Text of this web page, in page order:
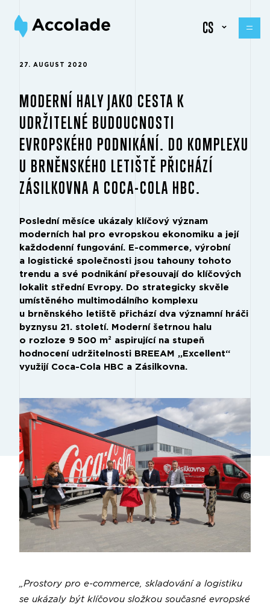
CS
27. AUGUST 2020
MODERNÍ HALY JAKO CESTA K
UDRŽITELNÉ BUDOUCNOSTI
EVROPSKÉHO PODNIKÁNÍ. DO KOMPLEXU
U BRNĚNSKÉHO LETIŠTĚ PŘICHÁZÍ
ZÁSILKOVNA A COCA-COLA HBC.
Poslední měsíce ukázaly klíčový význam
moderních hal pro evropskou ekonomiku a její
každodenní fungování. E-commerce, výrobní
a logistické společnosti jsou tahouny tohoto
trendu a své podnikání přesouvají do klíčových
lokalit střední Evropy. Do strategicky skvěle
umístěného multimodálního komplexu
u brněnského letiště přichází dva významní hráči
byznysu 21. století. Moderní šetrnou halu
o rozloze 9 500 m² aspirující na stupeň
hodnocení udržitelnosti BREEAM „Excellent“
využijí Coca-Cola HBC a Zásilkovna.
„Prostory pro e-commerce, skladování a logistiku
se ukázaly být klíčovou složkou současné evropské